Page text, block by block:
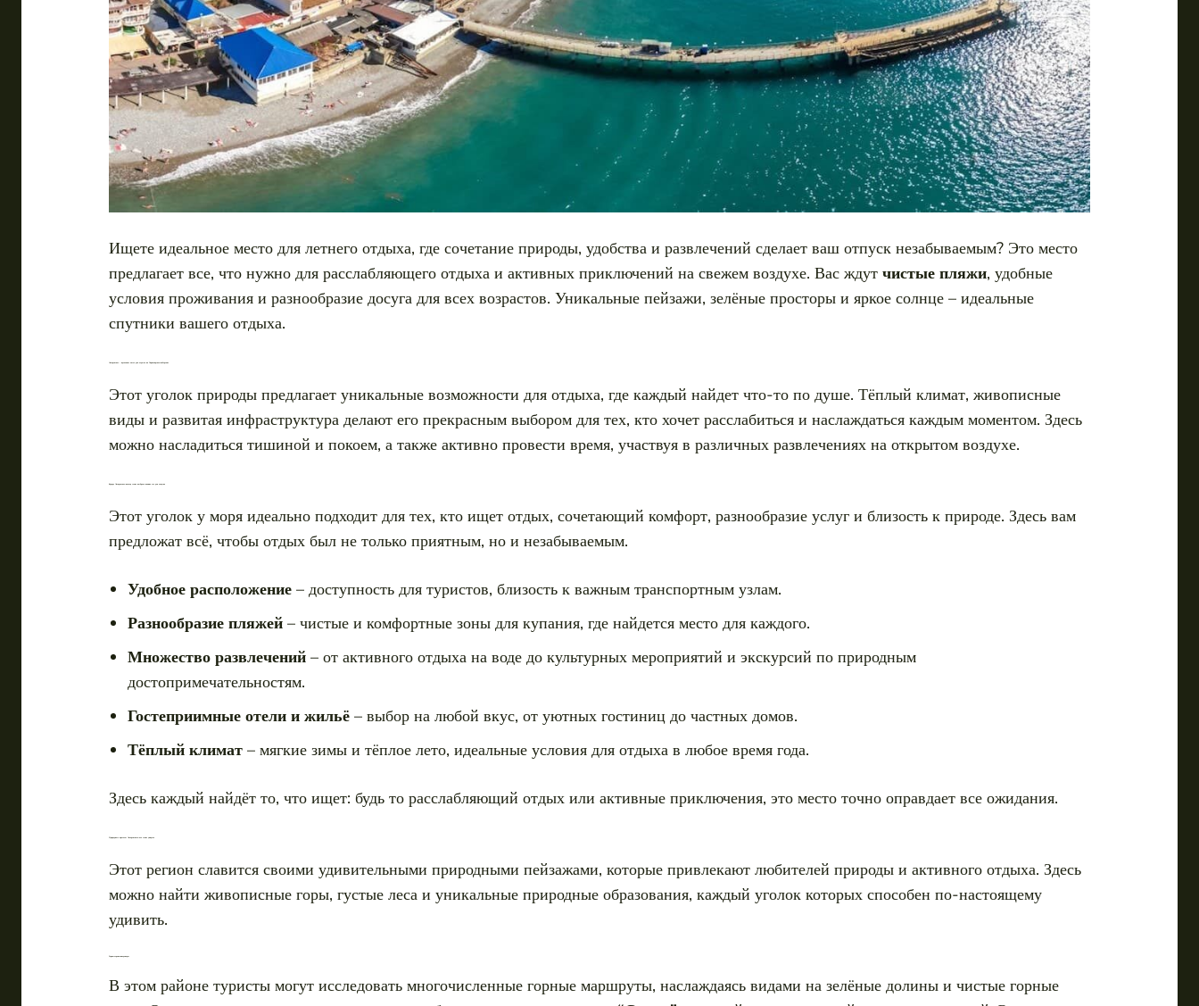
Ищете идеальное место для летнего отдыха, где сочетание природы, удобства и развлечений сделает ваш отпуск незабываемым? Это место
предлагает все, что нужно для расслабляющего отдыха и активных приключений на свежем воздухе. Вас ждут чистые пляжи, удобные
условия проживания и разнообразие досуга для всех возрастов. Уникальные пейзажи, зелёные просторы и яркое солнце – идеальные
спутники вашего отдыха.
Лазаревское – идеальное место для отдыха на Черноморском побережье
Этот уголок природы предлагает уникальные возможности для отдыха, где каждый найдет что-то по душе. Тёплый климат, живописные
виды и развитая инфраструктура делают его прекрасным выбором для тех, кто хочет расслабиться и наслаждаться каждым моментом. Здесь
можно насладиться тишиной и покоем, а также активно провести время, участвуя в различных развлечениях на открытом воздухе.
Курорт Лазаревское: почему стоит выбрать именно его для отпуска
Этот уголок у моря идеально подходит для тех, кто ищет отдых, сочетающий комфорт, разнообразие услуг и близость к природе. Здесь вам
предложат всё, чтобы отдых был не только приятным, но и незабываемым.
Удобное расположение – доступность для туристов, близость к важным транспортным узлам.
Разнообразие пляжей – чистые и комфортные зоны для купания, где найдется место для каждого.
Множество развлечений – от активного отдыха на воде до культурных мероприятий и экскурсий по природным
достопримечательностям.
Гостеприимные отели и жильё – выбор на любой вкус, от уютных гостиниц до частных домов.
Тёплый климат – мягкие зимы и тёплое лето, идеальные условия для отдыха в любое время года.
Здесь каждый найдёт то, что ищет: будь то расслабляющий отдых или активные приключения, это место точно оправдает все ожидания.
Природные красоты Лазаревского: что стоит увидеть
Этот регион славится своими удивительными природными пейзажами, которые привлекают любителей природы и активного отдыха. Здесь
можно найти живописные горы, густые леса и уникальные природные образования, каждый уголок которых способен по-настоящему
удивить.
Горные тропы и водопады
В этом районе туристы могут исследовать многочисленные горные маршруты, наслаждаясь видами на зелёные долины и чистые горные